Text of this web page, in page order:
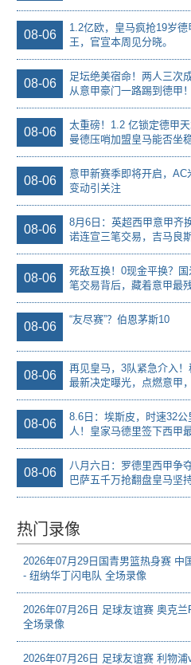
08-06
1.2亿欧，皇马疯抢19岁德
王，官宣本周见分晓。
08-06
足坛绝美宿命！两人三次
从意甲豪门一路踢到德甲！
08-06
太重磅！1.2 亿锁定德甲
曼德压哨加盟皇马能否坐
08-06
意甲新赛季即将开启，AC
变动引关注
08-06
8月6日：英超西甲意甲齐
诺连宣三笔交易，吉马良
夜
08-06
死敌互换！0现金平换？
笔交易背后，藏着意甲最
账本
08-06
“友尽赛”？伯恩茅斯10
08-06
再见皇马，3队紧急介入
最新决定曝光，点燃意甲
08-06
8.6日：埃斯皮，时速32公
人！皇家马德里签下西甲
员
08-06
八月六日：罗德里西甲争
巴萨五千万抢翻盘皇马坚
补强中场
热门录像
2026年07月29日国青男篮热身赛 中
- 纽纳华丁闪电队 全场录像
2026年07月26日 足球友谊赛 奥克兰
全场录像
2026年07月26日 足球友谊赛 利物浦